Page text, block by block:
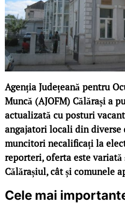
Agenția Județeană pentru
Muncă (AJOFM) Călărași a
actualizată cu posturi
angajatori locali din diverse
muncitori necalificați la
reporteri, oferta este variată
Călărașiul, cât și comunele
Cele mai